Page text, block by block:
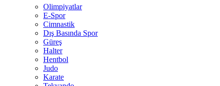
Olimpiyatlar
E-Spor
Cimnastik
Dış Basında Spor
Güreş
Halter
Hentbol
Judo
Karate